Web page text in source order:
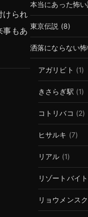
けられ
事もあ
本当にあった怖
東京伝説 (8)
洒落にならない
アガリビト (1)
きさらぎ駅 (1)
コトリバコ (2)
ヒサルキ (7)
リアル (1)
リゾートバイト
リョウメンス